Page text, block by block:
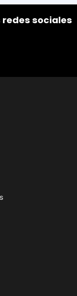
redes sociales